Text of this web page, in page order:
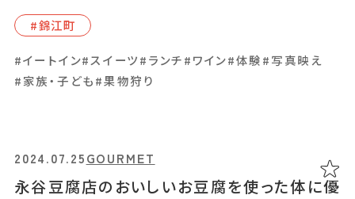
#錦江町
#イートイン#スイーツ#ランチ#ワイン#体験#写真映え
#家族・子ども#果物狩り
永谷豆腐店のおいしいお豆腐を使った体に優
2024.07.25GOURMET
#だし#イートイン#ランチ
「枕崎みなと食堂」カツオや地魚など極上の
2024.05.15GOURMET